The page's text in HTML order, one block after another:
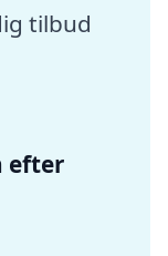
tilbud
efter